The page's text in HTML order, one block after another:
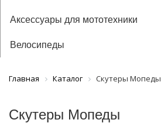
Аксессуары для мототехники
Велосипеды
Главная Каталог Скутеры Мопеды
Скутеры Мопеды